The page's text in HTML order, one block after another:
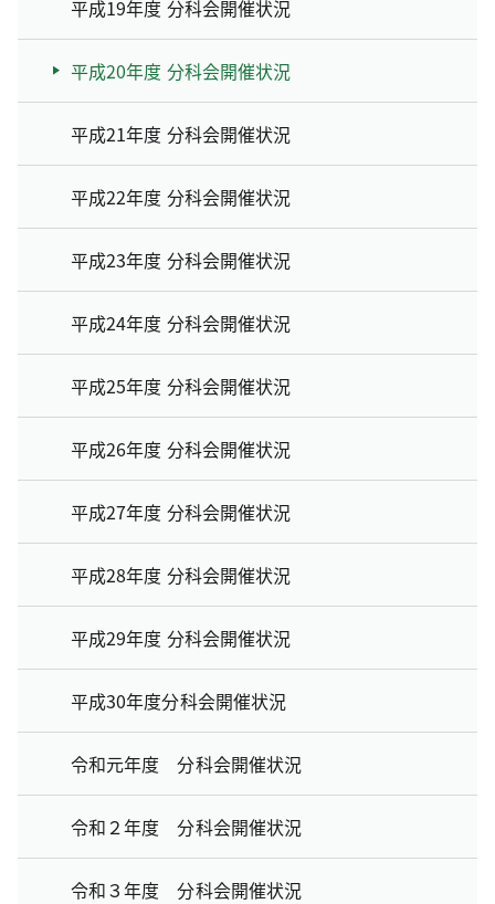
平成19年度 分科会開催状況
平成20年度 分科会開催状況
平成21年度 分科会開催状況
平成22年度 分科会開催状況
平成23年度 分科会開催状況
平成24年度 分科会開催状況
平成25年度 分科会開催状況
平成26年度 分科会開催状況
平成27年度 分科会開催状況
平成28年度 分科会開催状況
平成29年度 分科会開催状況
平成30年度分科会開催状況
令和元年度 分科会開催状況
令和２年度 分科会開催状況
令和３年度 分科会開催状況